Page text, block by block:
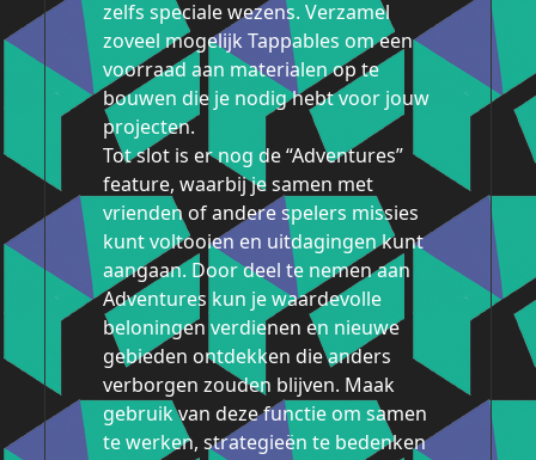
zelfs speciale wezens. Verzamel
zoveel mogelijk Tappables om een
voorraad aan materialen op te
bouwen die je nodig hebt voor jouw
projecten.
Tot slot is er nog de “Adventures”
feature, waarbij je samen met
vrienden of andere spelers missies
kunt voltooien en uitdagingen kunt
aangaan. Door deel te nemen aan
Adventures kun je waardevolle
beloningen verdienen en nieuwe
gebieden ontdekken die anders
verborgen zouden blijven. Maak
gebruik van deze functie om samen
te werken, strategieën te bedenken